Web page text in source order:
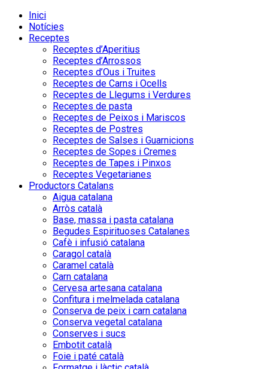
Inici
Notícies
Receptes
Receptes d’Aperitius
Receptes d’Arrossos
Receptes d’Ous i Truites
Receptes de Carns i Ocells
Receptes de Llegums i Verdures
Receptes de pasta
Receptes de Peixos i Mariscos
Receptes de Postres
Receptes de Salses i Guarnicions
Receptes de Sopes i Cremes
Receptes de Tapes i Pinxos
Receptes Vegetarianes
Productors Catalans
Aigua catalana
Arròs català
Base, massa i pasta catalana
Begudes Espirituoses Catalanes
Cafè i infusió catalana
Caragol català
Caramel català
Carn catalana
Cervesa artesana catalana
Confitura i melmelada catalana
Conserva de peix i carn catalana
Conserva vegetal catalana
Conserves i sucs
Embotit català
Foie i paté català